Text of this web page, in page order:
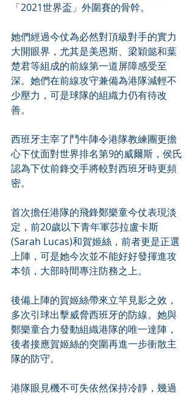
「2021世界盃」外圍賽的骨幹。
她們經過今仗為必然對頂級對手的實力
大開眼界，尤其是美恩斯、梁穎懿和葉
楚君等組成的前線第一道屏障感受至
深。她們在前線攻守兼備為港隊減輕不
少壓力，可是球隊的組織力仍有待改
善。
西班牙主宰了鬥牛陣令港隊教練團更擔
心下仗面對世界排名第9的威爾斯，侯氏
認為下仗前鋒交手將較對西班牙時更頻
密。
首次擔任港隊的飛鋒鄭樂童今仗表現淡
定，前20歲以下青年軍莎拉盧卡斯
(Sarah Lucas)和賀姬絲，前者更是正選
上陣，可是她今次並不能好好發揮進攻
本領，大部時間專注防務之上。
後備上陣的賀姬絲帶來立竿見影之效，
多次引球出擊威脅西班牙的防線。她與
鄭樂童合力發動組織港隊的唯一達陣，
後者接應賀姬絲的突圍再進一步衝散主
隊的防守。
港隊眼見機不可失依然保持冷靜，幾過